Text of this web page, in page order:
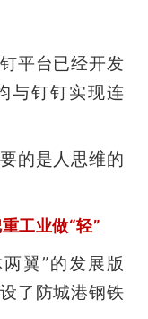
平台已经开发
与钉钉实现连
的是人思维的
工业做“轻”
翼”的发展版
了防城港钢铁